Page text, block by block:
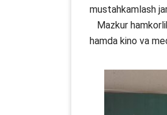
mustahkamlash
Mazkur
hamda kino va